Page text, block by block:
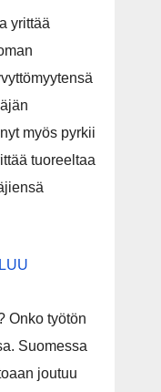
yrittää
myös pyrkii
tuoreeltaa
Onko työtön
Suomessa
joutuu